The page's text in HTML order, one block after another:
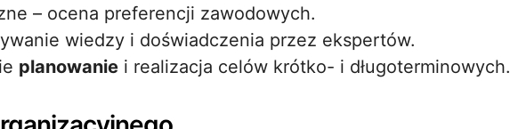
– ocena preferencji zawodowych.
wiedzy i doświadczenia przez ekspertów.
planowanie i realizacja celów krótko- i długoterminowych.